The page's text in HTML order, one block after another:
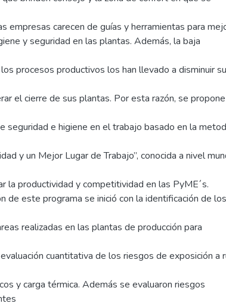
empresas carecen de guías y herramientas para
y seguridad en las plantas. Además, la baja
procesos productivos los han llevado a disminuir
el cierre de sus plantas. Por esta razón, se
seguridad e higiene en el trabajo basado en la
y un Mejor Lugar de Trabajo”, conocida a nivel
la productividad y competitividad en las PyME´s.
de este programa se inició con la identificación de los
realizadas en las plantas de producción para
cuantitativa de los riesgos de exposición a
y carga térmica. Además se evaluaron riesgos